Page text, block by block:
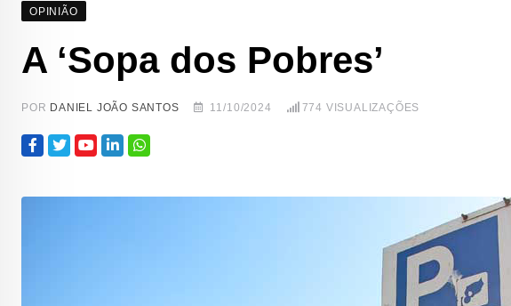
OPINIÃO
A ‘Sopa dos Pobres’
POR DANIEL JOÃO SANTOS 11/10/2024 774 VISUALIZAÇÕES